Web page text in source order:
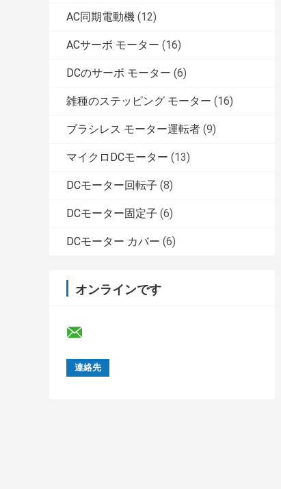
AC同期電動機 (12)
ACサーボ モーター (16)
DCのサーボ モーター (6)
雑種のステッピング モーター (16)
ブラシレス モーター運転者 (9)
マイクロDCモーター (13)
DCモーター回転子 (8)
DCモーター固定子 (6)
DCモーター カバー (6)
オンラインです